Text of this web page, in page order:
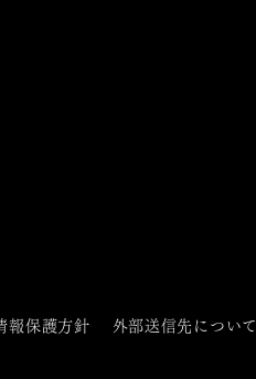
報保護方針 外部送信先について